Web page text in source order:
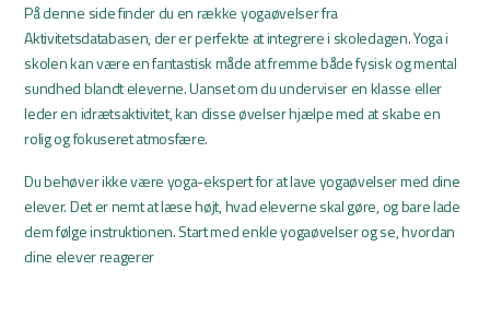
På denne side finder du en række yogaøvelser fra
Aktivitetsdatabasen, der er perfekte at integrere i skoledagen. Yoga i
skolen kan være en fantastisk måde at fremme både fysisk og mental
sundhed blandt eleverne. Uanset om du underviser en klasse eller
leder en idrætsaktivitet, kan disse øvelser hjælpe med at skabe en
rolig og fokuseret atmosfære.
Du behøver ikke være yoga-ekspert for at lave yogaøvelser med dine
elever. Det er nemt at læse højt, hvad eleverne skal gøre, og bare lade
dem følge instruktionen. Start med enkle yogaøvelser og se, hvordan
dine elever reagerer